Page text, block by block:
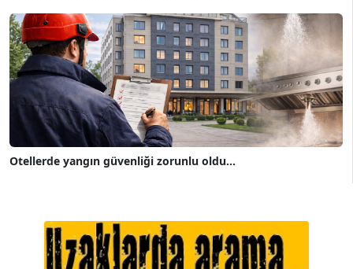
Otellerde yangın güvenliği zorunlu oldu...